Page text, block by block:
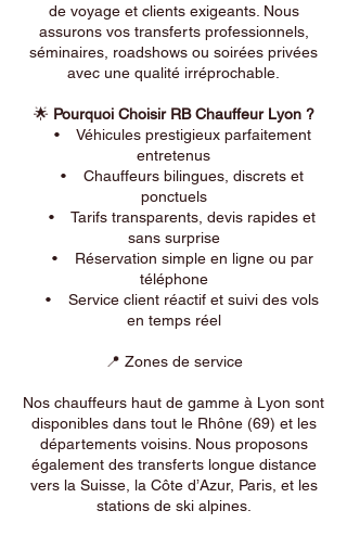
de voyage et clients exigeants. Nous
assurons vos transferts professionnels,
séminaires, roadshows ou soirées privées
avec une qualité irréprochable.
🌟 Pourquoi Choisir RB Chauffeur Lyon ?
• Véhicules prestigieux parfaitement
entretenus
• Chauffeurs bilingues, discrets et
ponctuels
• Tarifs transparents, devis rapides et
sans surprise
• Réservation simple en ligne ou par
téléphone
• Service client réactif et suivi des vols
en temps réel
📍 Zones de service
Nos chauffeurs haut de gamme à Lyon sont
disponibles dans tout le Rhône (69) et les
départements voisins. Nous proposons
également des transferts longue distance
vers la Suisse, la Côte d’Azur, Paris, et les
stations de ski alpines.